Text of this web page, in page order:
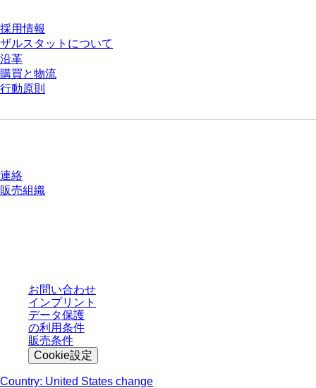
採用情報
ザルスタットについて
沿革
購買と物流
行動原則
連絡
販売組織
お問い合わせ
インプリント
データ保護
の利用条件
販売条件
Cookie設定
Country: United States change